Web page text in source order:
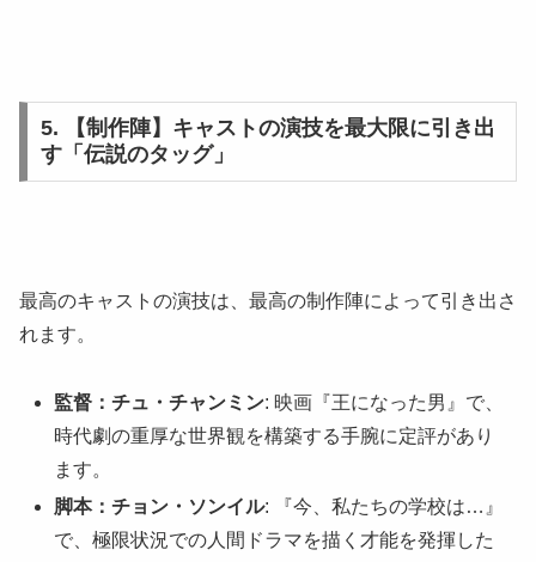
5. 【制作陣】キャストの演技を最大限に引き出
す「伝説のタッグ」
最高のキャストの演技は、最高の制作陣によって引き出さ
れます。
監督：チュ・チャンミン: 映画『王になった男』で、
時代劇の重厚な世界観を構築する手腕に定評があり
ます。
脚本：チョン・ソンイル: 『今、私たちの学校は…』
で、極限状況での人間ドラマを描く才能を発揮した